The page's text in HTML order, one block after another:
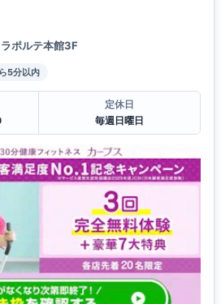
ポルテ本館3F
5分以内
定休日
毎週日曜日